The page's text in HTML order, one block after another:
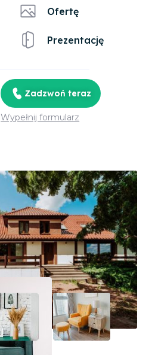
Ofertę
Prezentację
Zadzwoń teraz
Wypełnij formularz